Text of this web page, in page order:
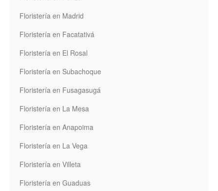
Floristería en Madrid
Floristería en Facatativá
Floristería en El Rosal
Floristería en Subachoque
Floristería en Fusagasugá
Floristería en La Mesa
Floristería en Anapoima
Floristería en La Vega
Floristería en Villeta
Floristería en Guaduas